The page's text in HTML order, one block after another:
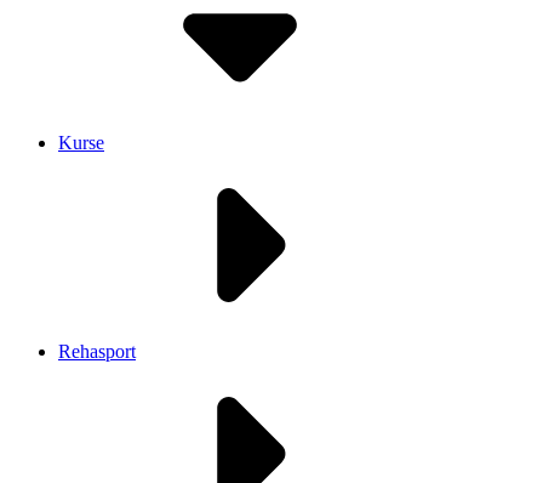
Kurse
Rehasport